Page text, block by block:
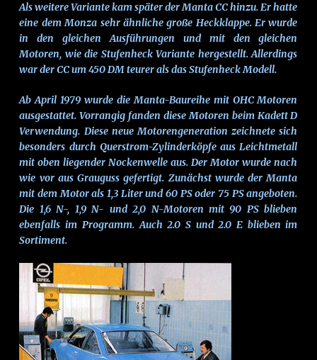
Als weitere Variante kam später der Manta CC hinzu. Er hatte
eine dem Monza sehr ähnliche große Heckklappe. Er wurde
in den gleichen Ausführungen und mit den gleichen
Motoren, wie die Stufenheck Variante hergestellt. Allerdings
war der CC um 450 DM teurer als das Stufenheck Modell.
Ab April 1979 wurde die Manta-Baureihe mit OHC Motoren
ausgestattet. Vorrangig fanden diese Motoren beim Kadett D
Verwendung. Diese neue Motorengeneration zeichnete sich
besonders durch Querstrom-Zylinderköpfe aus Leichtmetall
mit oben liegender Nockenwelle aus. Der Motor wurde nach
wie vor aus Grauguss gefertigt. Zunächst wurde der Manta
mit dem Motor als 1,3 Liter und 60 PS oder 75 PS angeboten.
Die 1,6 N-, 1,9 N- und 2,0 N-Motoren mit 90 PS blieben
ebenfalls im Programm. Auch 2.0 S und 2.0 E blieben im
Sortiment.